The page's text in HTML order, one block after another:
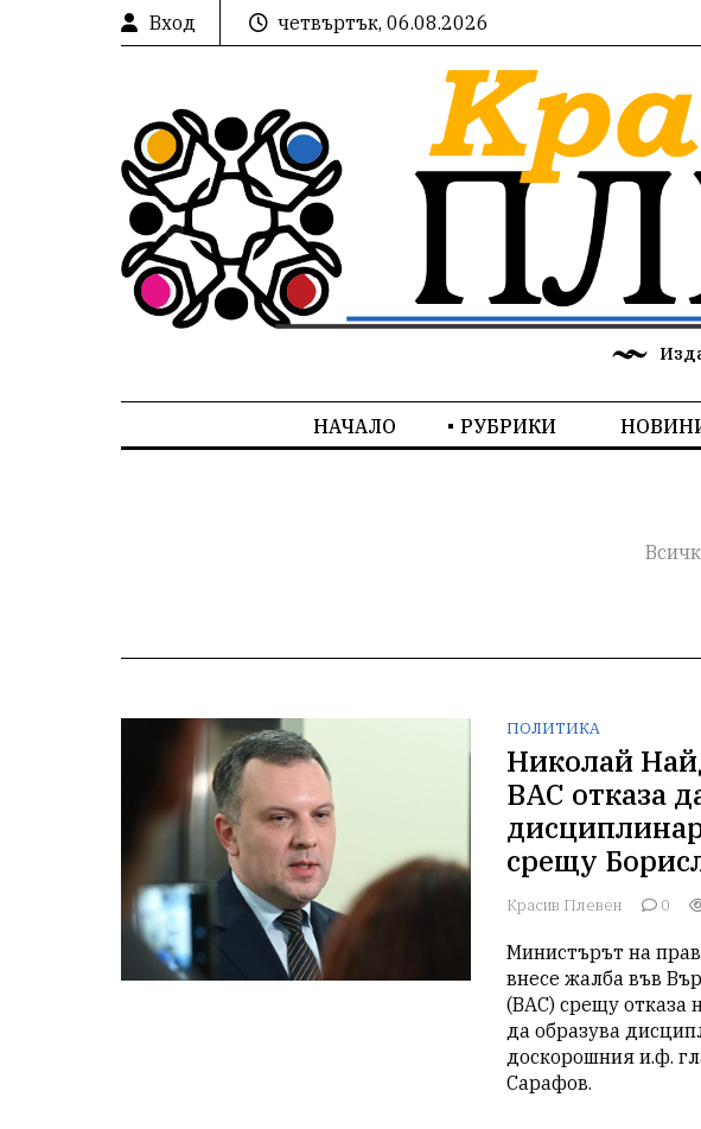
Вход четвъртък, 06.08.2026
НАЧАЛО РУБРИКИ
ПОЛИТИКА
Николай
ВАС отказа
срещу
Красив Плевен 0
Министърът на
внесе жалба във
(ВАС) срещу отказа
да образува
доскорошния и.ф.
Сарафов.